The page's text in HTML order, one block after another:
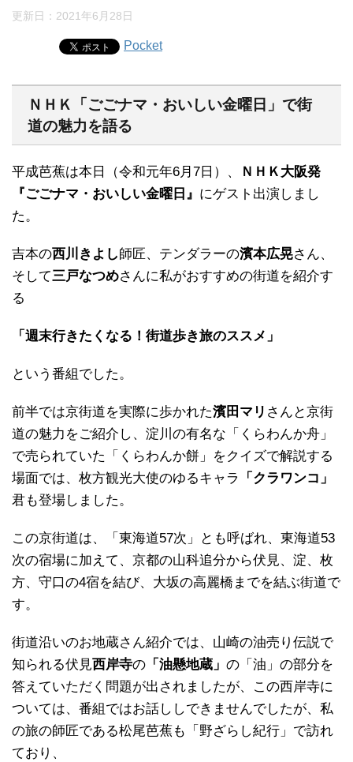
更新日： 2021年6月28日
Pocket
ＮＨＫ「ごごナマ・おいしい金曜日」で街
道の魅力を語る
平成芭蕉は本日（令和元年6月7日）、
ＮＨＫ大阪発
『ごごナマ・おいしい金曜日』 にゲスト出演しまし
た。
吉本の西川きよし師匠、テンダラーの濱本広晃さん、
そして三戸なつめさんに私がおすすめの街道を紹介す
る
「週末行きたくなる！街道歩き旅のススメ」
という番組でした。
前半では京街道を実際に歩かれた濱田マリ さんと京街
道の魅力をご紹介し、淀川の有名な「くらわんか舟」
で売られていた「くらわんか餅」をクイズで解説する
場面では、枚方観光大使のゆるキャラ
「クラワンコ」
君も登場しました。
この京街道は、「東海道57次」とも呼ばれ、東海道53
次の宿場に加えて、京都の山科追分から伏見、淀、枚
方、守口の4宿を結び、大坂の高麗橋までを結ぶ街道で
す。
街道沿いのお地蔵さん紹介では、山崎の油売り伝説で
知られる伏見西岸寺の 「油懸地蔵」 の「油」の部分を
答えていただく問題が出されましたが、この西岸寺に
ついては、番組ではお話ししできませんでしたが、私
の旅の師匠である松尾芭蕉も「野ざらし紀行」で訪れ
ており、